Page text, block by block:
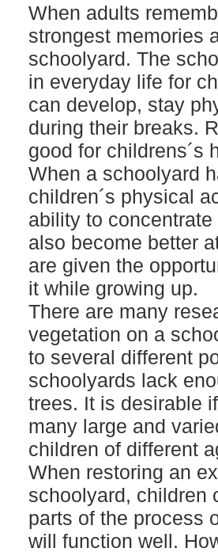
When adults
strongest memories
schoolyard. The
in everyday life for
can develop, stay
during their breaks.
good for childrens´s
When a schoolyard
children´s physical
ability to
also become better
are given the
it while growing up.
There are many
vegetation on a
to several different
schoolyards lack
trees. It is desirable
many large and
children of different
When restoring an
schoolyard, children
parts of the process
will function well.